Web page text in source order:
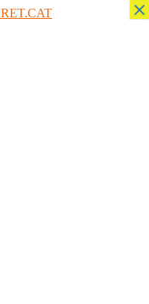
×